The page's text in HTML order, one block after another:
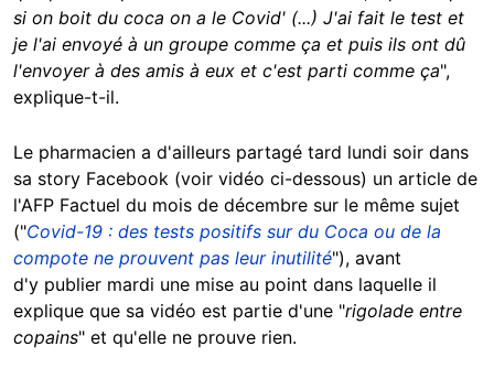
si on boit du coca on a le Covid' (...) J'ai fait le test et
je l'ai envoyé à un groupe comme ça et puis ils ont dû
l'envoyer à des amis à eux et c'est parti comme ça",
explique-t-il.
Le pharmacien a d'ailleurs partagé tard lundi soir dans
sa story Facebook (voir vidéo ci-dessous) un article de
l'AFP Factuel du mois de décembre sur le même sujet
("Covid-19 : des tests positifs sur du Coca ou de la
compote ne prouvent pas leur inutilité"), avant
d'y publier mardi une mise au point dans laquelle il
explique que sa vidéo est partie d'une "rigolade entre
copains" et qu'elle ne prouve rien.